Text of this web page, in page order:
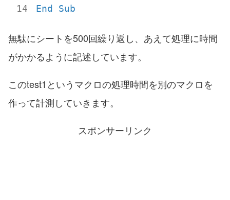
End
Sub
無駄にシートを500回繰り返し、あえて処理に時間
がかかるように記述しています。
このtest1というマクロの処理時間を別のマクロを
作って計測していきます。
スポンサーリンク